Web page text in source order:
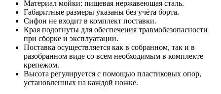
Материал мойки: пищевая нержавеющая сталь.
Габаритные размеры указаны без учёта борта.
Сифон не входит в комплект поставки.
Края подогнуты для обеспечения травмобезопасности
при сборке и эксплуатации.
Поставка осуществляется как в собранном, так и в
разобранном виде со всем необходимым в комплекте
крепежом.
Высота регулируется с помощью пластиковых опор,
установленных на каждой ножке.